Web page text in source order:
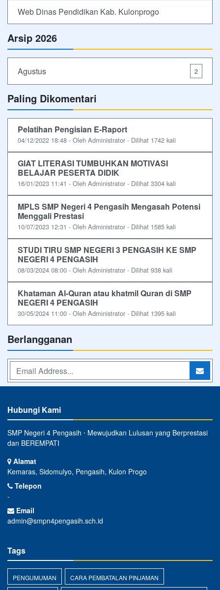
Web Dinas Pendidikan Kab. Kulonprogo
Arsip 2026
Agustus 2
Paling Dikomentari
Pelatihan Pengisian E-Raport
04/12/2022 18:48 - Oleh Administrator - Dilihat 1742 kali
GIAT LITERASI TUMBUHKAN MOTIVASI
BELAJAR PESERTA DIDIK
16/01/2023 11:41 - Oleh Administrator - Dilihat 3304 kali
MPLS SMP Negeri 4 Pengasih Mengasah Potensi
Menggali Prestasi
10/07/2023 12:31 - Oleh Administrator - Dilihat 1585 kali
STUDI TIRU SMP NEGERI 3 PENGASIH KE SMP
NEGERI 4 PENGASIH
08/03/2024 08:00 - Oleh Administrator - Dilihat 938 kali
Khataman Al-Quran atau khatmil Quran di SMP
NEGERI 4 PENGASIH
30/05/2024 11:00 - Oleh Administrator - Dilihat 1395 kali
Berlangganan
Hubungi Kami
SMP Negeri 4 Pengasih ⋅ Mewujudkan Lulusan yang Berprestasi
dan BEREMPATI
Alamat
Kemaras, Sidomulyo, Pengasih, Kulon Progo
Telepon
-
Email
admin@smpn4pengasih.sch.id
Tags
PENGUMUMAN CARA PEMBATALAN PINJAMAN